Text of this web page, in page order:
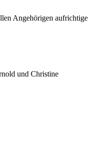
Angehörigen aufrichtige
und Christine